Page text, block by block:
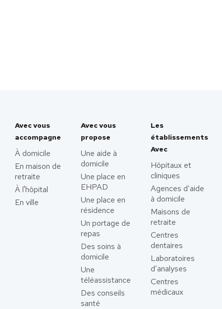
Avec vous
accompagne
À domicile
En maison de
retraite
À l'hôpital
En ville
Avec vous
propose
Une aide à
domicile
Une place en
EHPAD
Une place en
résidence
Un portage de
repas
Des soins à
domicile
Une
téléassistance
Des conseils
santé
Les
établissements
Avec
Hôpitaux et
cliniques
Agences d’aide
à domicile
Maisons de
retraite
Centres
dentaires
Laboratoires
d’analyses
Centres
médicaux